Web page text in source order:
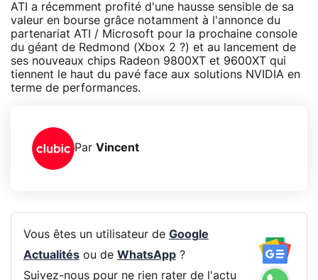
ATI a récemment profité d'une hausse sensible de sa
valeur en bourse grâce notamment à l'annonce du
partenariat ATI / Microsoft pour la prochaine console
du géant de Redmond (Xbox 2 ?) et au lancement de
ses nouveaux chips Radeon 9800XT et 9600XT qui
tiennent le haut du pavé face aux solutions NVIDIA en
terme de performances.
Par Vincent
Vous êtes un utilisateur de Google
Actualitésou de WhatsApp?
Suivez-nous pour ne rien rater de l'actu